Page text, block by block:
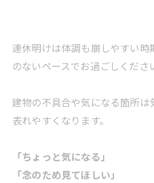
連休明けは体調も崩しやすい
のないペースでお過ごしくださ
建物の不具合や気になる箇所
表れやすくなります。
「ちょっと気になる」
「念のため見てほしい」